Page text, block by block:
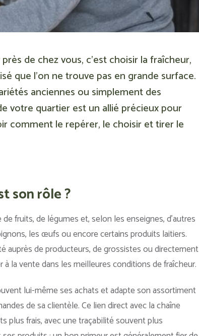
près de chez vous, c’est choisir la fraîcheur,
que l’on ne trouve pas en grande surface.
anciennes ou simplement des
votre quartier est un allié précieux pour
comment le repérer, le choisir et tirer le
son rôle ?
fruits, de légumes et, selon les enseignes, d’autres
les œufs ou encore certains produits laitiers.
auprès de producteurs, de grossistes ou directement
la vente dans les meilleures conditions de fraîcheur.
lui-même ses achats et adapte son assortiment
de sa clientèle. Ce lien direct avec la chaîne
plus frais, avec une traçabilité souvent plus